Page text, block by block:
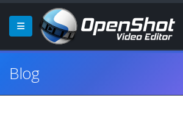
Blog